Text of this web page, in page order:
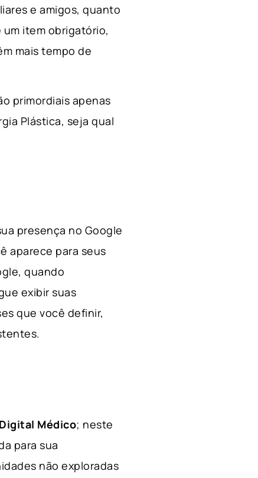
e amigos, quanto
item obrigatório,
mais tempo de
primordiais apenas
Plástica, seja qual
presença no Google
aparece para seus
quando
exibir suas
que você definir,
Médico; neste
para sua
não exploradas